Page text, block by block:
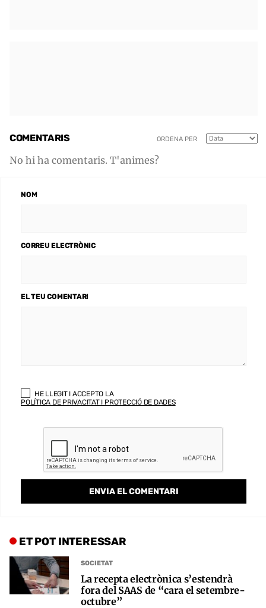
COMENTARIS ORDENA PER
No hi ha comentaris. T'animes?
NOM
CORREU ELECTRÒNIC
EL TEU COMENTARI
HE LLEGIT I ACCEPTO LA
POLÍTICA DE PRIVACITAT I PROTECCIÓ DE DADES
ET POT INTERESSAR
SOCIETAT
La recepta electrònica s’estendrà
fora del SAAS de “cara el setembre-
octubre”